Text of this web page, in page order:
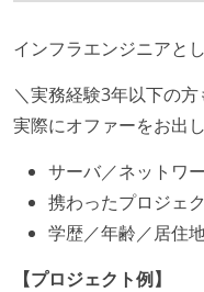
インフラエンジニアと
＼実務経験3年以下の
実際にオファーをお出
サーバ／ネットワ
携わったプロジェ
学歴／年齢／居住
【プロジェクト例】